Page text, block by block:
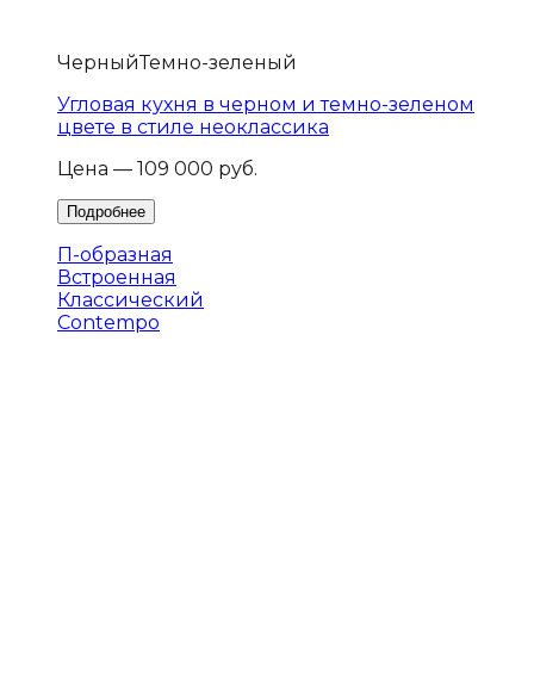
ЧерныйТемно-зеленый
Угловая кухня в черном и темно-зеленом
цвете в стиле неоклассика
Цена — 109 000 руб.
П-образная
Встроенная
Классический
Contempo